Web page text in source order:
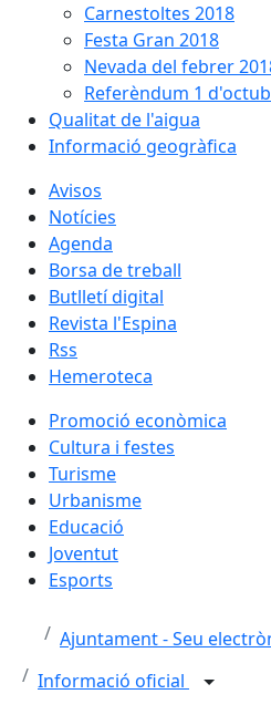
Carnestoltes 2018
Festa Gran 2018
Nevada del febrer
Referèndum 1
Qualitat de l'aigua
Informació geogràfica
Avisos
Notícies
Agenda
Borsa de treball
Butlletí digital
Revista l'Espina
Rss
Hemeroteca
Promoció econòmica
Cultura i festes
Turisme
Urbanisme
Educació
Joventut
Esports
Ajuntament - Seu
Informació oficial